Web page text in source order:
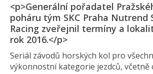
<p>Generální pořadatel
poháru tým SKC Praha Nutrend
Racing zveřejnil termíny a
rok 2016.</p>
Seriál závodů horských kol pro
výkonnostní kategorie jezdců, včetně